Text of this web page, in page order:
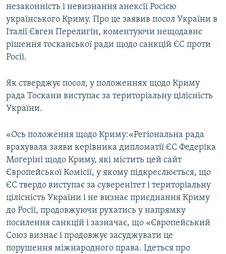
Усі сайти RFE/RL
незаконність і невизнання анексії Росією
українського Криму. Про це заявив посол України в
Італії Євген Перелигін, коментуючи нещодавнє
рішення тосканської ради щодо санкцій ЄС проти
Росії.
Як стверджує посол, у положеннях щодо Криму
рада Тоскани виступає за територіальну цілісність
України.
«Ось положення щодо Криму:«Регіональна рада
врахувала заяви керівника дипломатії ЄС Федеріка
Моґеріні щодо Криму, які містить цей сайт
Європейської Комісії, у якому підкреслюється, що
ЄС твердо виступає за суверенітет і територіальну
цілісність України і не визнає приєднання Криму
до Росії, продовжуючи рухатись у напрямку
посилення санкцій і зазначає, що «Європейський
Союз визнає і продовжує засуджувати це
порушення міжнародного права. Ідеться про